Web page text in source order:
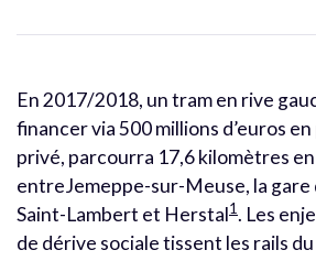
En 2017/2018, un tram en rive
financer via 500 millions d’euros
privé, parcourra 17,6 kilomètres
entreJemeppe-sur-Meuse, la gare
Saint-Lambert et Herstal1. Les
de dérive sociale tissent les rails